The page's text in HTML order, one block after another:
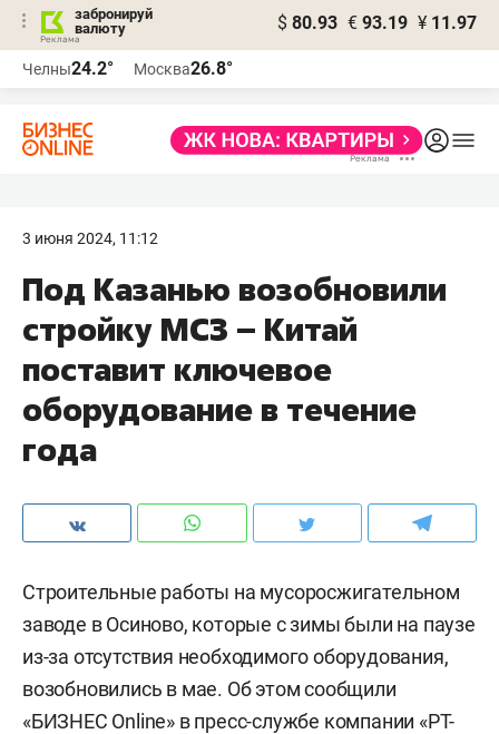
забронируй
валюту
$ 80.93 € 93.19 ¥ 11.97
Челны24.2° Москва26.8°
3 июня 2024, 11:12
Под Казанью возобновили
стройку МСЗ – Китай
поставит ключевое
оборудование в течение
года
Строительные работы на мусоросжигательном
заводе в Осиново, которые с зимы были на паузе
из-за отсутствия необходимого оборудования,
возобновились в мае. Об этом сообщили
«БИЗНЕС Online» в пресс-службе компании «РТ-